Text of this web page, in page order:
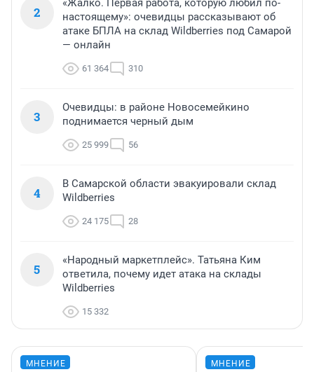
2
«Жалко. Первая работа, которую любил по-
настоящему»: очевидцы рассказывают об
атаке БПЛА на склад Wildberries под Самарой
— онлайн
61 364 310
3
Очевидцы: в районе Новосемейкино
поднимается черный дым
25 999 56
4
В Самарской области эвакуировали склад
Wildberries
24 175 28
5
«Народный маркетплейс». Татьяна Ким
ответила, почему идет атака на склады
Wildberries
15 332
МНЕНИЕ МНЕНИЕ